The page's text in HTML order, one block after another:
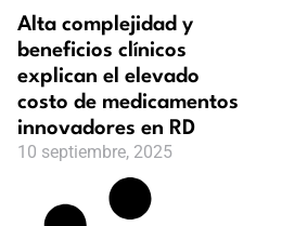
Alta complejidad y
beneficios clínicos
explican el elevado
costo de medicamentos
innovadores en RD
10 septiembre, 2025